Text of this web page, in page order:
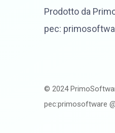
Prodotto da
pec:
© 2024
pec:primosoftware